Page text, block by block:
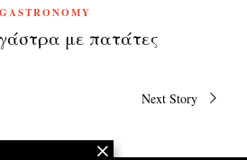
GASTRONOMY
με πατάτες
Next Story